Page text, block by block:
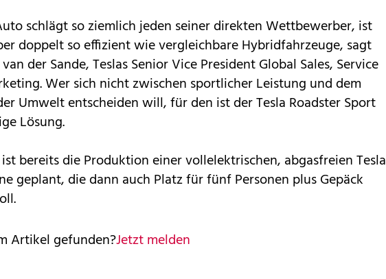
schlägt so ziemlich jeden seiner direkten Wettbewerber, ist
doppelt so effizient wie vergleichbare Hybridfahrzeuge, sagt
der Sande, Teslas Senior Vice President Global Sales, Service
Wer sich nicht zwischen sportlicher Leistung und dem
Umwelt entscheiden will, für den ist der Tesla Roadster Sport
Lösung.
ist bereits die Produktion einer vollelektrischen, abgasfreien Tesla
geplant, die dann auch Platz für fünf Personen plus Gepäck
Artikel gefunden?Jetzt melden